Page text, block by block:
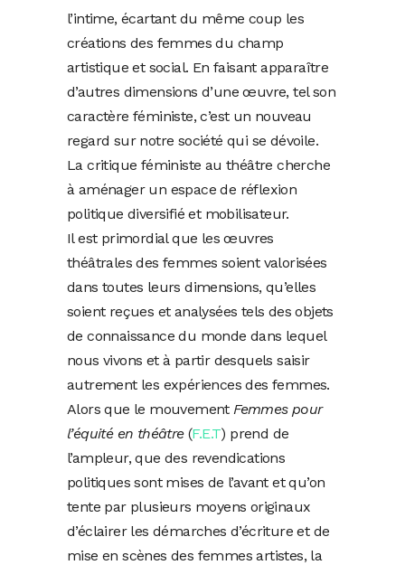
l’intime, écartant du même coup les
créations des femmes du champ
artistique et social. En faisant apparaître
d’autres dimensions d’une œuvre, tel son
caractère féministe, c’est un nouveau
regard sur notre société qui se dévoile.
La critique féministe au théâtre cherche
à aménager un espace de réflexion
politique diversifié et mobilisateur.
Il est primordial que les œuvres
théâtrales des femmes soient valorisées
dans toutes leurs dimensions, qu’elles
soient reçues et analysées tels des objets
de connaissance du monde dans lequel
nous vivons et à partir desquels saisir
autrement les expériences des femmes.
Alors que le mouvementFemmes pour
l’équité en théâtre(F.E.T) prend de
l’ampleur, que des revendications
politiques sont mises de l’avant et qu’on
tente par plusieurs moyens originaux
d’éclairer les démarches d’écriture et de
mise en scènes des femmes artistes, la